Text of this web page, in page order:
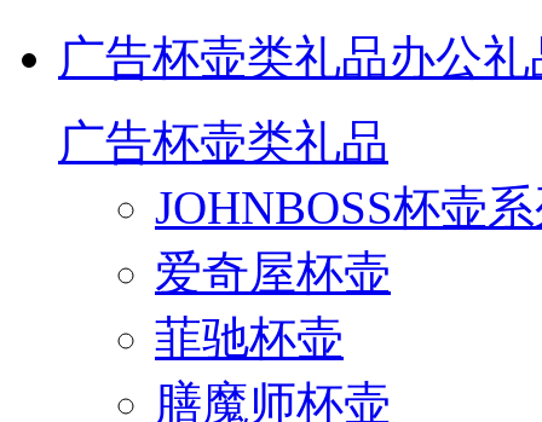
广告杯壶类礼品办公礼
广告杯壶类礼品
JOHNBOSS杯壶
爱奇屋杯壶
菲驰杯壶
膳魔师杯壶